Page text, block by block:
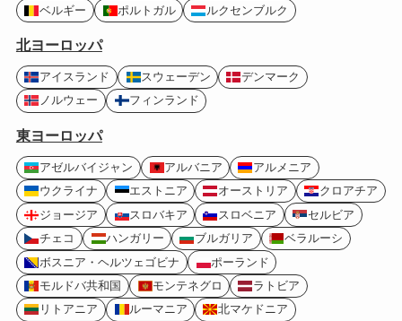
ベルギー
ポルトガル ルクセンブルク
北ヨーロッパ
アイスランド スウェーデン
デンマーク
ノルウェー
フィンランド
東ヨーロッパ
アゼルバイジャン アルバニア
アルメニア
ウクライナ
エストニア オーストリア
クロアチア
ジョージア
スロバキア スロベニア
セルビア
チェコ
ハンガリー ブルガリア
ベラルーシ
ボスニア・ヘルツェゴビナ
ポーランド
モルドバ共和国
モンテネグロ
ラトビア
リトアニア
ルーマニア 北マケドニア